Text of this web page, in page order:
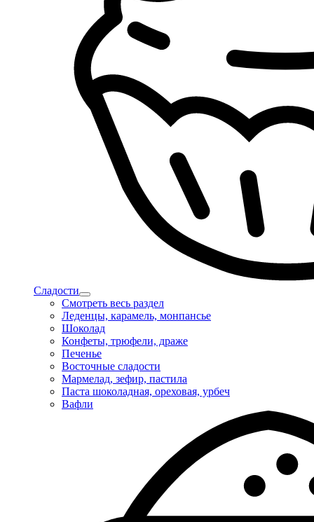
Сладости
Смотреть весь раздел
Леденцы, карамель, монпансье
Шоколад
Конфеты, трюфели, драже
Печенье
Восточные сладости
Мармелад, зефир, пастила
Паста шоколадная, ореховая, урбеч
Вафли